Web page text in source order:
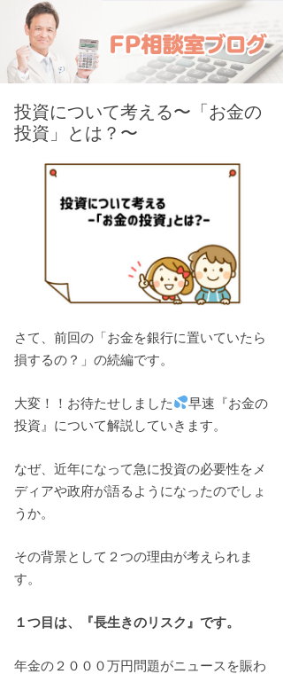
投資について考える〜「お金の
投資」とは？〜
さて、前回の「お金を銀行に置いていたら
損するの？」の続編です。
大変！！お待たせしました
早速『お金の
投資』について解説していきます。
なぜ、近年になって急に投資の必要性をメ
ディアや政府が語るようになったのでしょ
うか。
その背景として２つの理由が考えられま
す。
１つ目は、『長生きのリスク』です。
年金の２０００万円問題がニュースを賑わ